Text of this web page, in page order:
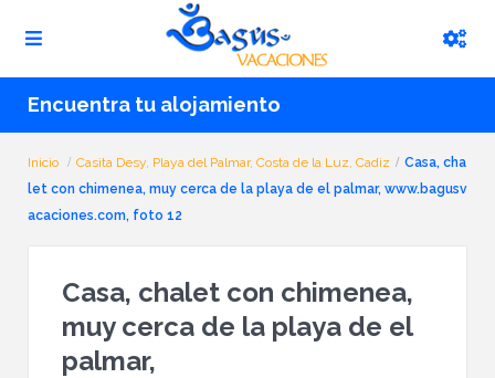
Encuentra tu alojamiento
Inicio Casita Desy, Playa del Palmar, Costa de la Luz, Cadiz
Casa, cha
let con chimenea, muy cerca de la playa de el palmar, www.bagusv
acaciones.com, foto 12
Casa, chalet con chimenea,
muy cerca de la playa de el
palmar,